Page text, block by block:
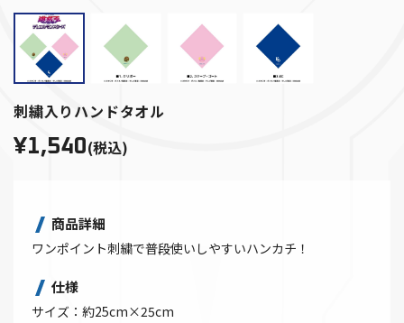
刺繍入りハンドタオル
¥1,540(税込)
商品詳細
ワンポイント刺繍で普段使いしやすいハンカチ！
仕様
サイズ：約25cm×25cm